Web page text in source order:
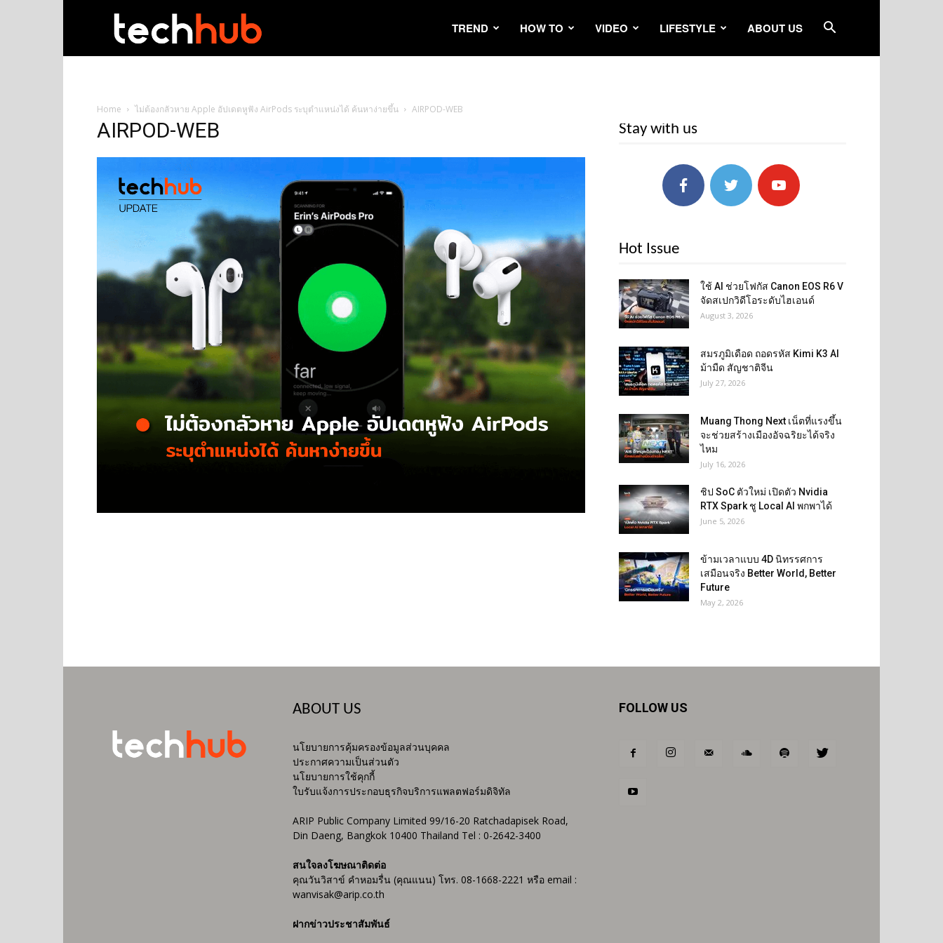
TREND HOW TO VIDEO LIFESTYLE ABOUT US
Home ไม่ต้องกลัวหาย Apple อัปเดตหูฟัง AirPods ระบุตำแหน่งได้ ค้นหาง่ายขึ้น AIRPOD-WEB
AIRPOD-WEB Stay with us
Hot Issue
ใช้ AI ช่วยโฟกัส Canon EOS R6 V
จัดสเปกวิดีโอระดับไฮเอนด์
August 3, 2026
สมรภูมิเดือด ถอดรหัส Kimi K3 AI
ม้ามืด สัญชาติจีน
July 27, 2026
Muang Thong Next เน็ตที่แรงขึ้น
จะช่วยสร้างเมืองอัจฉริยะได้จริง
ไหม
July 16, 2026
ชิป SoC ตัวใหม่ เปิดตัว Nvidia
RTX Spark ชู Local AI พกพาได้
June 5, 2026
ข้ามเวลาแบบ 4D นิทรรศการ
เสมือนจริง Better World, Better
Future
May 2, 2026
ABOUT US
นโยบายการคุ้มครองข้อมูลส่วนบุคคล
ประกาศความเป็นส่วนตัว
นโยบายการใช้คุกกี้
ใบรับแจ้งการประกอบธุรกิจบริการแพลตฟอร์มดิจิทัล
ARIP Public Company Limited 99/16-20 Ratchadapisek Road,
Din Daeng, Bangkok 10400 Thailand Tel : 0-2642-3400
สนใจลงโฆษณาติดต่อ
คุณวันวิสาข์ คำหอมรื่น (คุณแนน) โทร. 08-1668-2221 หรือ email :
wanvisak@arip.co.th
ฝากข่าวประชาสัมพันธ์
FOLLOW US